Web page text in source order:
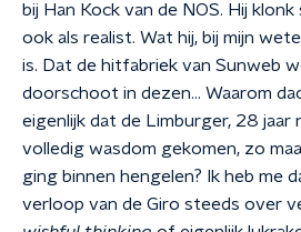
bij Han Kock van de NOS. Hij
ook als realist. Wat hij, bij mijn
is. Dat de hitfabriek van Sunweb
doorschoot in dezen... Waarom
eigenlijk dat de Limburger, 28 jaar
volledig wasdom gekomen, zo
ging binnen hengelen? Ik heb me
verloop van de Giro steeds over